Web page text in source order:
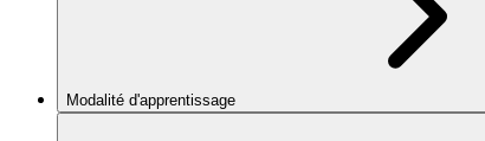
Modalité d'apprentissage